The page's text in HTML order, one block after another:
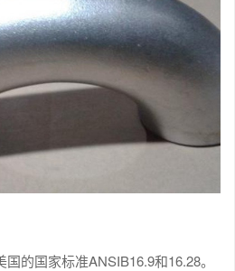
的国家标准ANSIB16.9和16.28。